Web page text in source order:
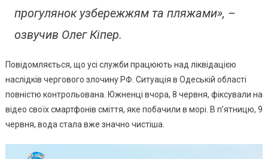
прогулянок узбережжям та пляжами», –
озвучив Олег Кіпер.
Повідомляється, що усі служби працюють над ліквідацією
наслідків чергового злочину РФ. Ситуація в Одеській області
повністю контрольована. Южненці вчора, 8 червня, фіксували на
відео своїх смартфонів сміття, яке побачили в морі. В п’ятницю, 9
червня, вода стала вже значно чистіша.